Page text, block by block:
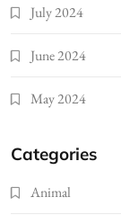
July 2024
June 2024
May 2024
Categories
Animal